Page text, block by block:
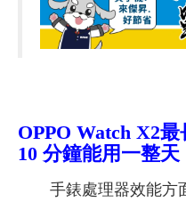
OPPO Watch X2最
10 分鐘能用一整天
手錶處理器效能方